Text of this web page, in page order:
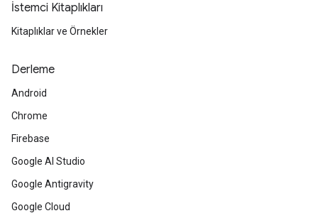
İstemci Kitaplıkları
Kitaplıklar ve Örnekler
Derleme
Android
Chrome
Firebase
Google AI Studio
Google Antigravity
Google Cloud